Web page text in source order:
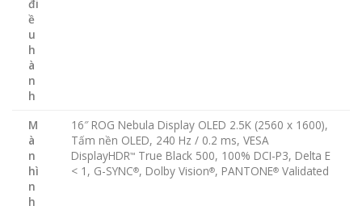
đi
ề
u
h
à
n
h
M
à
n
hì
n
h
16″ ROG Nebula Display OLED 2.5K (2560 x 1600),
Tấm nền OLED, 240 Hz / 0.2 ms, VESA
DisplayHDR™ True Black 500, 100% DCI-P3, Delta E
< 1, G-SYNC®, Dolby Vision®, PANTONE® Validated